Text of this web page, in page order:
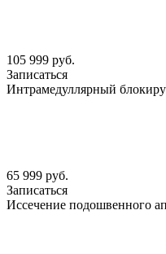
105 999 руб.
Записаться
Интрамедуллярный
65 999 руб.
Записаться
Иссечение подошвенного